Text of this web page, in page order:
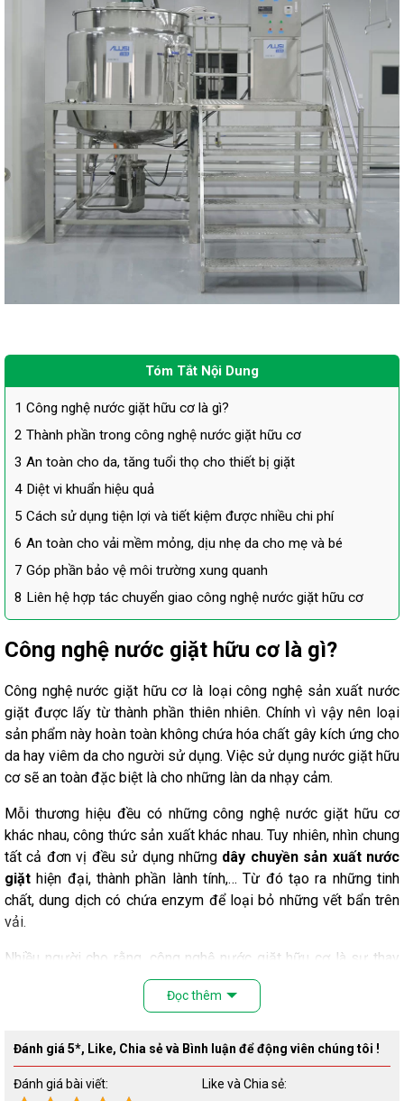
Tóm Tắt Nội Dung
1 Công nghệ nước giặt hữu cơ là gì?
2 Thành phần trong công nghệ nước giặt hữu cơ
3 An toàn cho da, tăng tuổi thọ cho thiết bị giặt
4 Diệt vi khuẩn hiệu quả
5 Cách sử dụng tiện lợi và tiết kiệm được nhiều chi phí
6 An toàn cho vải mềm mỏng, dịu nhẹ da cho mẹ và bé
7 Góp phần bảo vệ môi trường xung quanh
8 Liên hệ hợp tác chuyển giao công nghệ nước giặt hữu cơ
Công nghệ nước giặt hữu cơ là gì?
Công nghệ nước giặt hữu cơ là loại công nghệ sản xuất nước
giặt được lấy từ thành phần thiên nhiên. Chính vì vậy nên loại
sản phẩm này hoàn toàn không chứa hóa chất gây kích ứng cho
da hay viêm da cho người sử dụng. Việc sử dụng nước giặt hữu
cơ sẽ an toàn đặc biệt là cho những làn da nhạy cảm.
Mỗi thương hiệu đều có những công nghệ nước giặt hữu cơ
khác nhau, công thức sản xuất khác nhau. Tuy nhiên, nhìn chung
tất cả đơn vị đều sử dụng những dây chuyền sản xuất nước
giặt hiện đại, thành phần lành tính,… Từ đó tạo ra những tinh
chất, dung dịch có chứa enzym để loại bỏ những vết bẩn trên
vải.
Nhiều người cho rằng, công nghệ nước giặt hữu cơ là sự thay
thế hoàn hảo cho nước giặt thông thường. Bởi những nước giặt
kia sẽ chứa những hóa chất, không ít thì nhiều cũng có khả năng
vải tuy nhiên công nghệ nước giặt hữu cơ thì không như thế.
Ngược lại còn giúp chống tình trạng lão hóa cho quần áo.
Đọc thêm
Đánh giá 5*, Like, Chia sẻ và Bình luận để động viên chúng tôi !
Đánh giá bài viết: Like và Chia sẻ: